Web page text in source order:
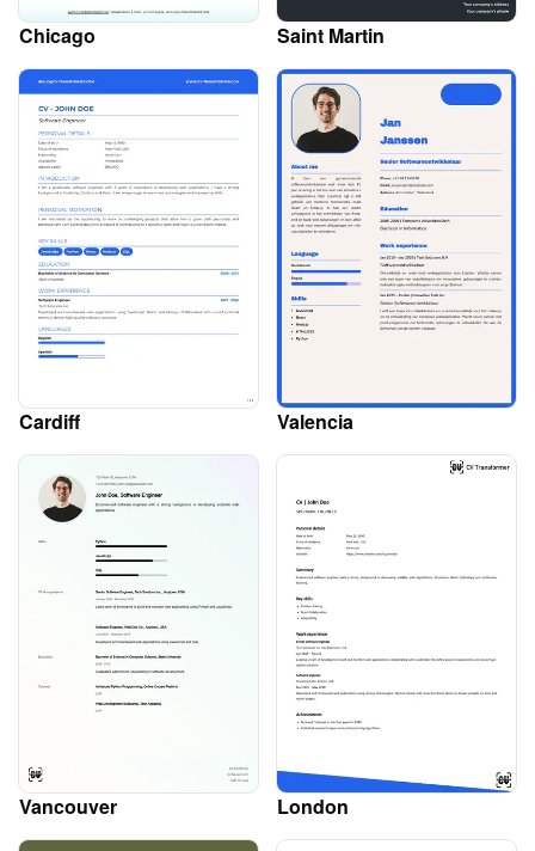
Chicago Saint Martin
Cardiff Valencia
Vancouver London